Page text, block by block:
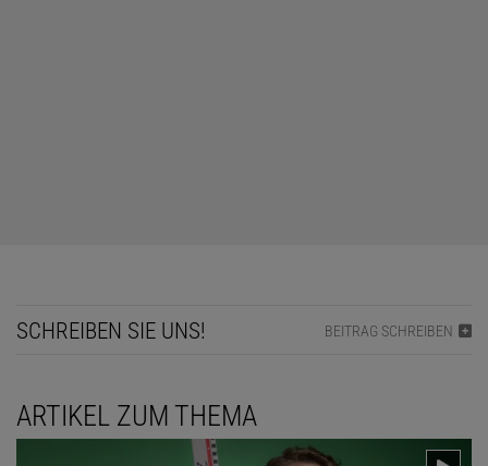
SCHREIBEN SIE UNS! BEITRAG SCHREIBEN
ARTIKEL ZUM THEMA